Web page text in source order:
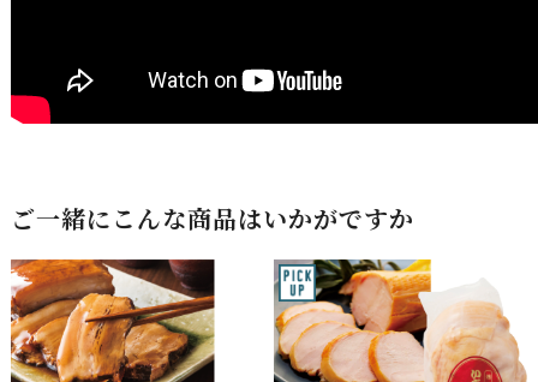
ご一緒にこんな商品はいかがですか